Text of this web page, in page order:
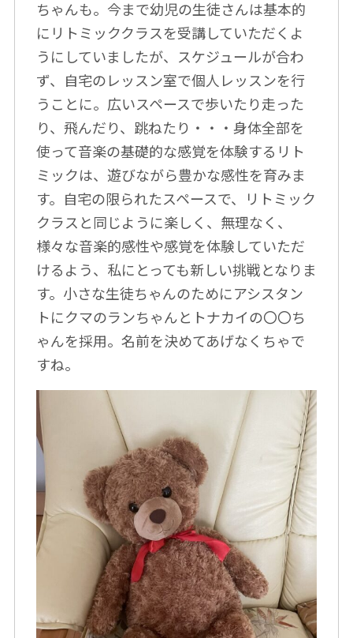
ちゃんも。今まで幼児の生徒さんは基本的
にリトミッククラスを受講していただくよ
うにしていましたが、スケジュールが合わ
ず、自宅のレッスン室で個人レッスンを行
うことに。広いスペースで歩いたり走った
り、飛んだり、跳ねたり・・・身体全部を
使って音楽の基礎的な感覚を体験するリト
ミックは、遊びながら豊かな感性を育みま
す。自宅の限られたスペースで、リトミック
クラスと同じように楽しく、無理なく、
様々な音楽的感性や感覚を体験していただ
けるよう、私にとっても新しい挑戦となりま
す。小さな生徒ちゃんのためにアシスタン
トにクマのランちゃんとトナカイの〇〇ち
ゃんを採用。名前を決めてあげなくちゃで
すね。